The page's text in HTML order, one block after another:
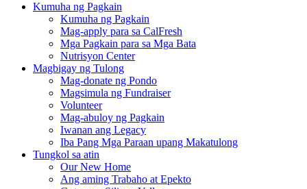
Kumuha ng Pagkain
Kumuha ng Pagkain
Mag-apply para sa CalFresh
Mga Pagkain para sa Mga Bata
Nutrisyon Center
Magbigay ng Tulong
Mag-donate ng Pondo
Magsimula ng Fundraiser
Volunteer
Mag-abuloy ng Pagkain
Iwanan ang Legacy
Iba Pang Mga Paraan upang Makatulong
Tungkol sa atin
Our New Home
Ang aming Trabaho at Epekto